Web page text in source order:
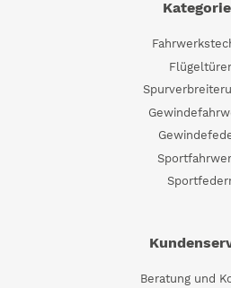
Beratung und